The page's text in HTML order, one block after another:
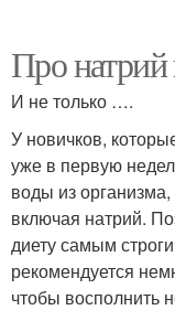
Про
И не только ….
У новичков,
уже в первую
воды из
включая натрий.
диету самым
рекомендуется
чтобы восполнить